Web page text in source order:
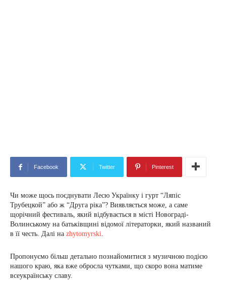
Facebook Twitter Pinterest
Чи може щось поєднувати Лесю Українку і гурт “Ляпіс
Трубецкой” або ж “Друга ріка”? Виявляється може, а саме
щорічний фестиваль, який відбувається в місті Новограді-
Волинському на батьківщині відомої літераторки, який названий
в її честь. Далі на zhytomyrski.
Пропонуємо більш детально познайомитися з музичною подією
нашого краю, яка вже обросла чутками, що скоро вона матиме
всеукраїнську славу.